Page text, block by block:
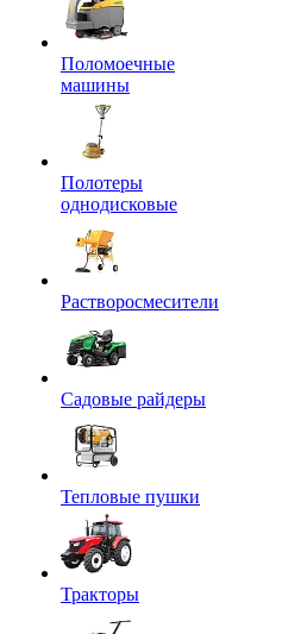
Поломоечные
машины
Полотеры
однодисковые
Растворосмесители
Садовые райдеры
Тепловые пушки
Тракторы